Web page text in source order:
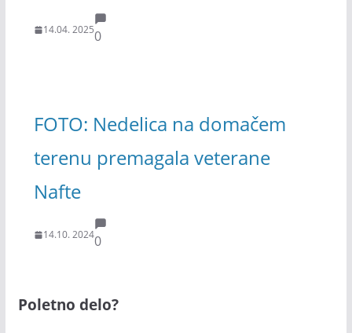
14.04. 20250
FOTO: Nedelica na domačem
terenu premagala veterane
Nafte
14.10. 20240
Poletno delo?